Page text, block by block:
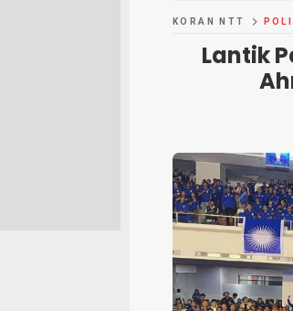
KORAN NTT
Lantik